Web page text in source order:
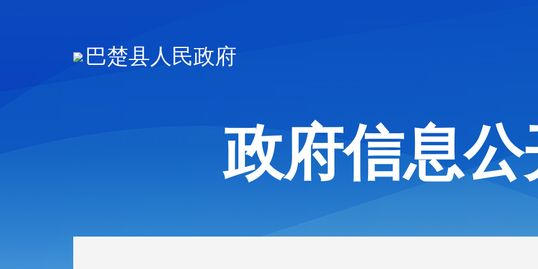
巴楚县人民政府
政府信息公